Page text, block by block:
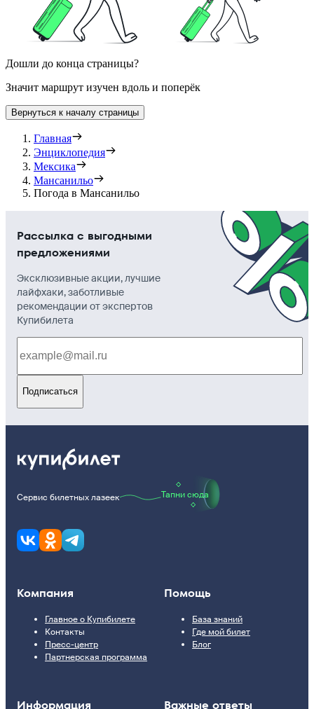
Дошли до конца страницы?
Значит маршрут изучен вдоль и поперёк
Вернуться к началу страницы
Главная
Энциклопедия
Мексика
Мансанильо
Погода в Мансанильо
Рассылка с выгодными
предложениями
Эксклюзивные акции, лучшие
лайфхаки, заботливые
рекомендации от экспертов
Купибилета
Подписаться
Сервис билетных лазеек Тапни сюда
Компания
Главное о Купибилете
Контакты
Пресс-центр
Партнерская программа
Помощь
База знаний
Где мой билет
Блог
Информация Важные ответы